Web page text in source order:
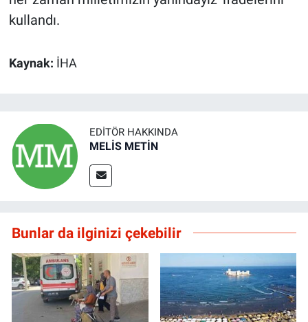
kullandı.
Kaynak: İHA
EDITÖR HAKKINDA
MELİS METİN
Bunlar da ilginizi çekebilir